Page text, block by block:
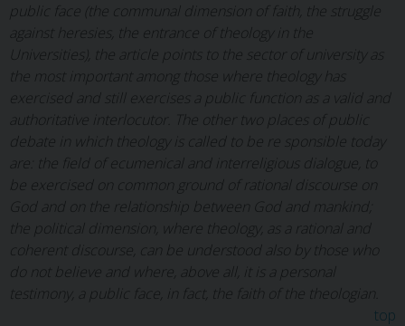
public face (the communal dimension of faith, the struggle
against heresies, the entrance of theology in the
Universities), the article points to the sector of university as
the most important among those where theology has
exercised and still exercises a public function as a valid and
authoritative interlocutor. The other two places of public
debate in which theology is called to be re sponsible today
are: the field of ecumenical and interreligious dialogue, to
be exercised on common ground of rational discourse on
God and on the relationship between God and mankind;
the political dimension, where theology, as a rational and
coherent discourse, can be understood also by those who
do not believe and where, above all, it is a personal
testimony, a public face, in fact, the faith of the theologian.
top